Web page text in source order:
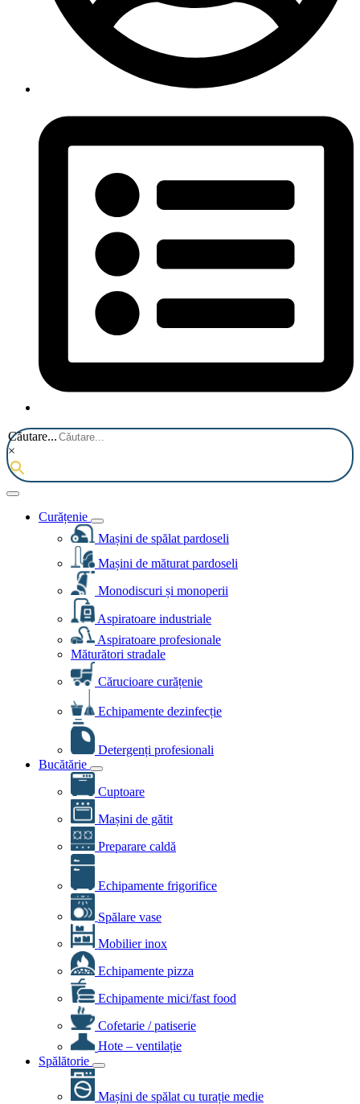
Căutare...
×
Curățenie
Mașini de spălat pardoseli
Mașini de măturat pardoseli
Monodiscuri și monoperii
Aspiratoare industriale
Aspiratoare profesionale
Măturători stradale
Cărucioare curățenie
Echipamente dezinfecție
Detergenți profesionali
Bucătărie
Cuptoare
Mașini de gătit
Preparare caldă
Echipamente frigorifice
Spălare vase
Mobilier inox
Echipamente pizza
Echipamente mici/fast food
Cofetarie / patiserie
Hote – ventilație
Spălătorie
Mașini de spălat cu turație medie